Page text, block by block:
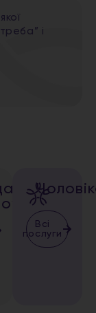
і
Всі
послуги